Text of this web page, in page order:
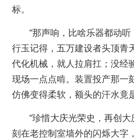
标。
“那声响，比啥乐器都动听
行玉记得，五万建设者头顶青
代化机械，就人拉肩扛；没经
现场一点点啃。装置投产那一
仿佛变得柔软，额头的汗水竟
“珍惜大庆光荣史，再创
刻在老控制室墙外的闪烁大字